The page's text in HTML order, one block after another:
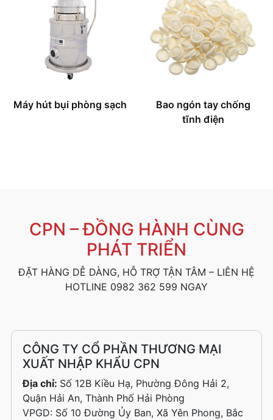
Máy hút bụi phòng sạch
Bao ngón tay chống
tĩnh điện
CPN – ĐỒNG HÀNH CÙNG
PHÁT TRIỂN
ĐẶT HÀNG DỄ DÀNG, HỖ TRỢ TẬN TÂM – LIÊN HỆ
HOTLINE 0982 362 599 NGAY
CÔNG TY CỔ PHẦN THƯƠNG MẠI
XUẤT NHẬP KHẨU CPN
Địa chỉ: Số 12B Kiều Hạ, Phường Đông Hải 2,
Quận Hải An, Thành Phố Hải Phòng
VPGD: Số 10 Đường Ủy Ban, Xã Yên Phong, Bắc